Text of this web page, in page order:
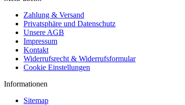
Zahlung & Versand
Privatsphäre und Datenschutz
Unsere AGB
Impressum
Kontakt
Widerrufsrecht & Widerrufsformular
Cookie Einstellungen
Informationen
Sitemap